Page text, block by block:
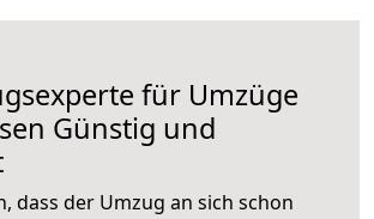
für Umzüge
Günstig und
dass der Umzug an sich schon